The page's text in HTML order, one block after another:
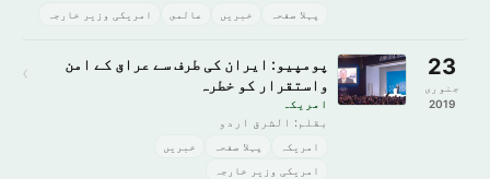
پہلا صفحہ خبريں عالمى امریکی وزیر خارجہ
23
جنوری
2019
پومپیو: ایران کی طرف سے عراق کے امن
واستقرار کو خطرہ
امريكہ
بقلم: الشرق اردو
امريكہ پہلا صفحہ
خبريں
امریکی وزیر خارجہ
›